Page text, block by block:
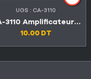
UGS : CA-3110
CA-3110 Amplificateur carte audio 2×15 W stéréo 8-24 V
10.00 DT